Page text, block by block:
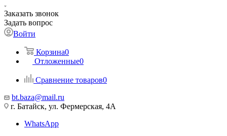
Заказать звонок
Задать вопрос
Войти
Корзина0
Отложенные0
Сравнение товаров0
bt.baza@mail.ru
г. Батайск, ул. Фермерская, 4А
WhatsApp